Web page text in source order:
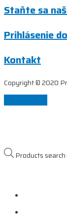
Staňte sa
Prihlásenie
Kontakt
Copyright © 2020
Products search